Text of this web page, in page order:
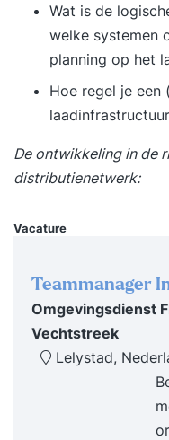
van duurzaamheid
prioritering,
implementatie -
certificeringen -
concepten en
samenwerking
duurzaam
voor de docent.
tijdens de bijeenkomsten. Onder
leiding van een
de training de
eigen
draagt bij aan een
ruimte om
Wat is de
welke systemen
planning op het
Hoe regel je een
De ontwikkeling in de r
distributienetwerk:
Vacature
Teammanager
Omgevingsdienst
Vechtstreek
Lelystad,